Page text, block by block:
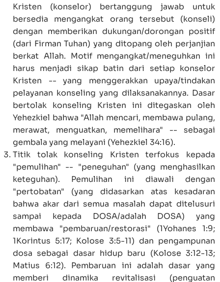
Kristen (konselor) bertanggung jawab untuk
bersedia mengangkat orang tersebut (konseli)
dengan memberikan dukungan/dorongan positif
(dari Firman Tuhan) yang ditopang oleh perjanjian
berkat Allah. Motif mengangkat/meneguhkan ini
harus menjadi sikap batin dari setiap konselor
Kristen -- yang menggerakkan upaya/tindakan
pelayanan konseling yang dilaksanakannya. Dasar
bertolak konseling Kristen ini ditegaskan oleh
Yehezkiel bahwa "Allah mencari, membawa pulang,
merawat, menguatkan, memelihara" -- sebagai
gembala yang melayani (Yehezkiel 34:16).
Titik tolak konseling Kristen terfokus kepada
"pemulihan" -- "peneguhan" (yang menghasilkan
keteguhan). Pemulihan ini diawali dengan
"pertobatan" (yang didasarkan atas kesadaran
bahwa akar dari semua masalah dapat ditelusuri
sampai kepada DOSA/adalah DOSA) yang
membawa "pembaruan/restorasi" (1Yohanes 1:9;
1Korintus 5:17; Kolose 3:5-11) dan pengampunan
dosa sebagai dasar hidup baru (Kolose 3:12-13;
Matius 6:12). Pembaruan ini adalah dasar yang
memberi dinamika revitalisasi (penguatan